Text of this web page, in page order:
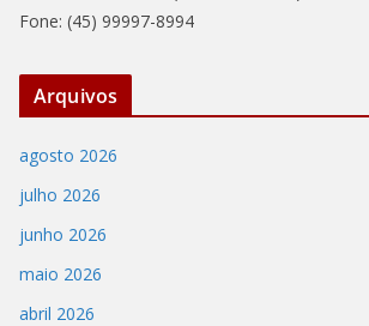
Fone: (45) 99997-8994
Arquivos
agosto 2026
julho 2026
junho 2026
maio 2026
abril 2026